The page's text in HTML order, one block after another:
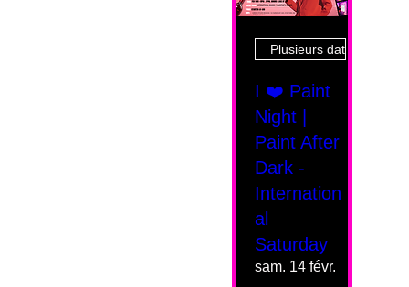
Plusieurs dates
I ❤️ Paint
Night |
Paint After
Dark -
Internation
al
Saturday
sam. 14 févr.